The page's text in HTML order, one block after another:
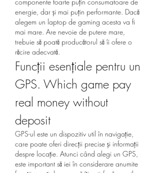
energie, dar și mai puțin performante. Dacă
alegem un laptop de gaming acesta va fi
mai mare. Are nevoie de putere mare,
trebuie să poată producătorul să îi ofere o
răcire adecvată.
Funcții esențiale pentru un
GPS. Which game pay
real money without
deposit
GPS-ul este un dispozitiv util în navigație,
care poate oferi direcții precise și informații
despre locație. Atunci când alegi un GPS,
este important să iei în considerare anumite